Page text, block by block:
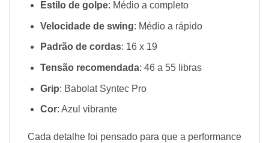
Estilo de golpe: Médio a completo
Velocidade de swing: Médio a rápido
Padrão de cordas: 16 x 19
Tensão recomendada: 46 a 55 libras
Grip: Babolat Syntec Pro
Cor: Azul vibrante
Cada detalhe foi pensado para que a performance